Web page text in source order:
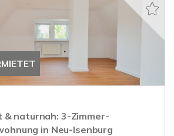
& naturnah: 3-Zimmer-
in Neu-Isenburg